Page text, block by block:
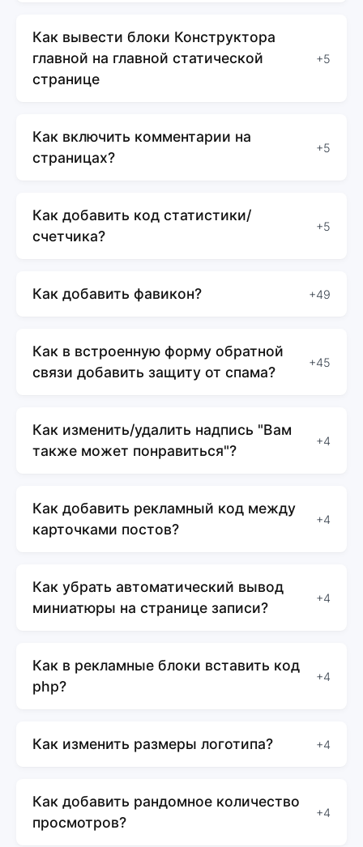
Как вывести блоки Конструктора
главной на главной статической
странице
+5
Как включить комментарии на
страницах?
+5
Как добавить код статистики/
счетчика?
+5
Как добавить фавикон? +49
Как в встроенную форму обратной
связи добавить защиту от спама?
+45
Как изменить/удалить надпись "Вам
также может понравиться"?
+4
Как добавить рекламный код между
карточками постов?
+4
Как убрать автоматический вывод
миниатюры на странице записи?
+4
Как в рекламные блоки вставить код
php?
+4
Как изменить размеры логотипа? +4
Как добавить рандомное количество
просмотров?
+4